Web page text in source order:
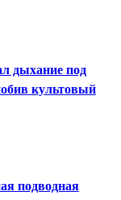
дыхание под
культовый
подводная